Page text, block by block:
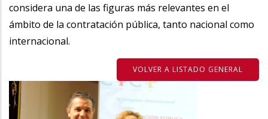
considera una de las figuras más relevantes en el
ámbito de la contratación pública, tanto nacional como
internacional.